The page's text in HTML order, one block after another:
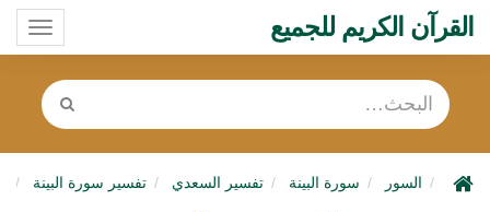
القرآن الكريم للجميع
السور سورة البينة تفسير السعدي تفسير سورة البينة